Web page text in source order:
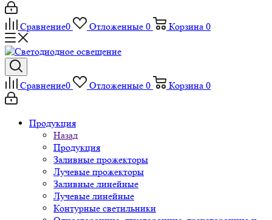
Сравнение0 Отложенные 0 Корзина 0
Сравнение0 Отложенные 0 Корзина 0
Продукция
Назад
Продукция
Заливные прожекторы
Лучевые прожекторы
Заливные линейные
Лучевые линейные
Контурные светильники